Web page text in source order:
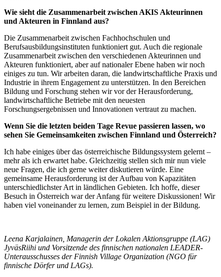
Wie sieht die Zusammenarbeit zwischen AKIS Akteurinnen
und Akteuren in Finnland aus?
Die Zusammenarbeit zwischen Fachhochschulen und
Berufsausbildungsinstituten funktioniert gut. Auch die regionale
Zusammenarbeit zwischen den verschiedenen Akteurinnen und
Akteuren funktioniert, aber auf nationaler Ebene haben wir noch
einiges zu tun. Wir arbeiten daran, die landwirtschaftliche Praxis und
Industrie in ihrem Engagement zu unterstützen. In den Bereichen
Bildung und Forschung stehen wir vor der Herausforderung,
landwirtschaftliche Betriebe mit den neuesten
Forschungsergebnissen und Innovationen vertraut zu machen.
Wenn Sie die letzten beiden Tage Revue passieren lassen, wo
sehen Sie Gemeinsamkeiten zwischen Finnland und Österreich?
Ich habe einiges über das österreichische Bildungssystem gelernt –
mehr als ich erwartet habe. Gleichzeitig stellen sich mir nun viele
neue Fragen, die ich gerne weiter diskutieren würde. Eine
gemeinsame Herausforderung ist der Aufbau von Kapazitäten
unterschiedlichster Art in ländlichen Gebieten. Ich hoffe, dieser
Besuch in Österreich war der Anfang für weitere Diskussionen! Wir
haben viel voneinander zu lernen, zum Beispiel in der Bildung.
Leena Karjalainen, Managerin der Lokalen Aktionsgruppe (LAG)
JyväsRiihi und Vorsitzende des finnischen nationalen LEADER-
Unterausschusses der Finnish Village Organization (NGO für
finnische Dörfer und LAGs).